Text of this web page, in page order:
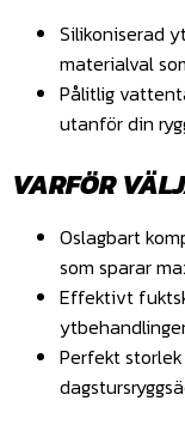
Silikoniserad
materialval
Pålitlig
utanför din
VARFÖR
Oslagbart
som sparar
Effektivt
Perfekt